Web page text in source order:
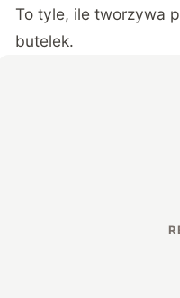
To tyle, ile tworzywa
butelek.